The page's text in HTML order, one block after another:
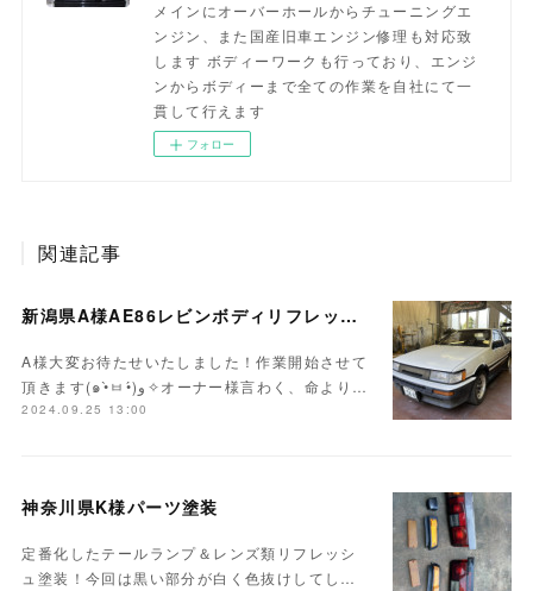
メインにオーバーホールからチューニングエ
ンジン、また国産旧車エンジン修理も対応致
します ボディーワークも行っており、エンジ
ンからボディーまで全ての作業を自社にて一
貫して行えます
フォロー
関連記事
新潟県A様AE86レビンボディリフレッシュ作業開始！！
A様大変お待たせいたしました！作業開始させて
頂きます(๑•̀ㅂ•́)و✧オーナー様言わく、命より…
2024.09.25 13:00
神奈川県K様パーツ塗装
定番化したテールランプ＆レンズ類リフレッシ
ュ塗装！今回は黒い部分が白く色抜けしてし…